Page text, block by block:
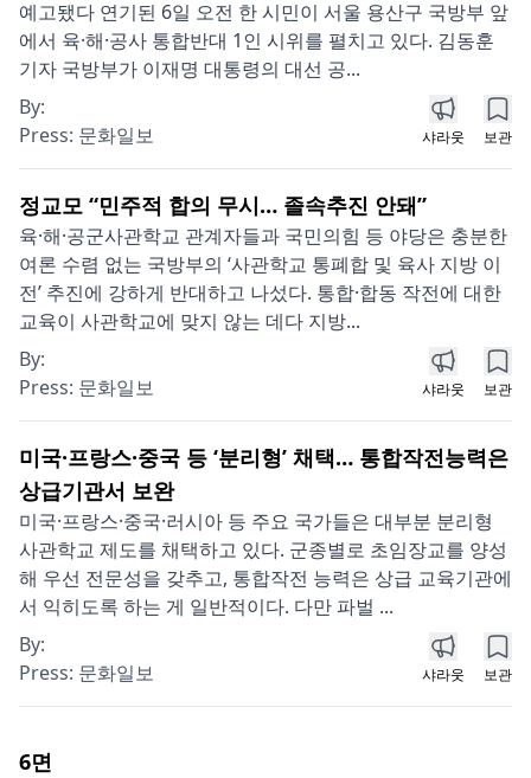
예고됐다 연기된 6일 오전 한 시민이 서울 용산구 국방부 앞
에서 육·해·공사 통합반대 1인 시위를 펼치고 있다. 김동훈
기자 국방부가 이재명 대통령의 대선 공...
By:
Press: 문화일보 샤라웃 보관
정교모 “민주적 합의 무시… 졸속추진 안돼”
육·해·공군사관학교 관계자들과 국민의힘 등 야당은 충분한
여론 수렴 없는 국방부의 ‘사관학교 통폐합 및 육사 지방 이
전’ 추진에 강하게 반대하고 나섰다. 통합·합동 작전에 대한
교육이 사관학교에 맞지 않는 데다 지방...
By:
Press: 문화일보 샤라웃 보관
미국·프랑스·중국 등 ‘분리형’ 채택… 통합작전능력은
상급기관서 보완
미국·프랑스·중국·러시아 등 주요 국가들은 대부분 분리형
사관학교 제도를 채택하고 있다. 군종별로 초임장교를 양성
해 우선 전문성을 갖추고, 통합작전 능력은 상급 교육기관에
서 익히도록 하는 게 일반적이다. 다만 파벌 ...
By:
Press: 문화일보 샤라웃 보관
6면